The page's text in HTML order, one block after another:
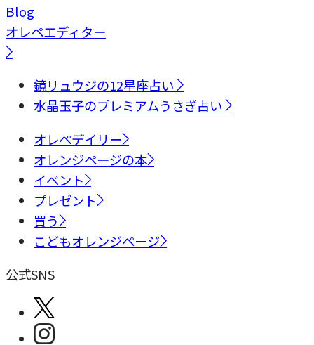
Blog
オレペエディター
鏡リュウジの12星座占い
水晶玉子のプレミアムうさぎ占い
オレペデイリー
オレンジページの本
イベント
プレゼント
買う
こどもオレンジページ
公式SNS